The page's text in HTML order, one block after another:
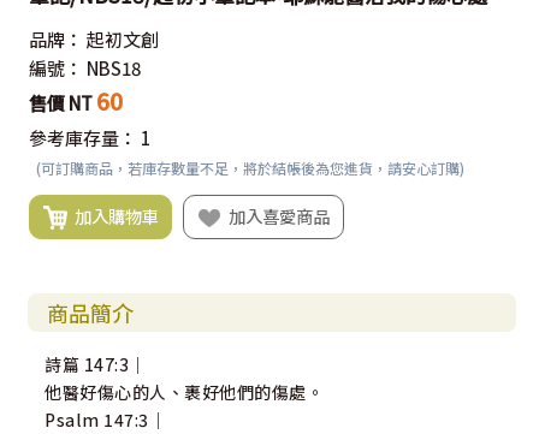
品牌： 起初文創
編號： NBS18
售價 NT 60
參考庫存量： 1
(可訂購商品，若庫存數量不足，將於結帳後為您進貨，請安心訂購)
加入購物車 加入喜愛商品
商品簡介
詩篇 147:3｜
他醫好傷心的人、裹好他們的傷處。
Psalm 147:3｜